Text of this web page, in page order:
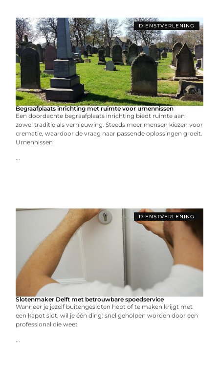
DIENSTVERLENING
Begraafplaats inrichting met ruimte voor urnennissen
Een doordachte begraafplaats inrichting biedt ruimte aan
zowel traditie als vernieuwing. Steeds meer mensen kiezen voor
crematie, waardoor de vraag naar passende oplossingen groeit.
Urnennissen
...
DIENSTVERLENING
Slotenmaker Delft met betrouwbare spoedservice
Wanneer je jezelf buitengesloten hebt of te maken krijgt met
een kapot slot, wil je één ding: snel geholpen worden door een
professional die weet
...